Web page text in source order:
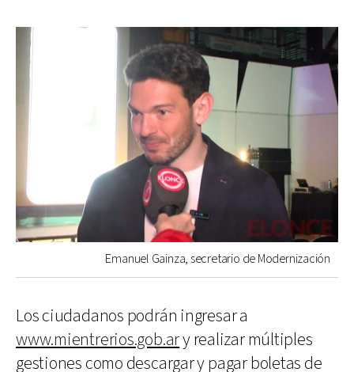
Emanuel Gainza, secretario de Modernización
Los ciudadanos podrán ingresar a
www.mientrerios.gob.ary realizar múltiples
gestiones como descargar y pagar boletas de